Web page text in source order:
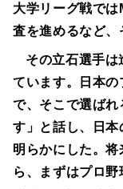
大学リーグ戦で
査を進めるなど、
その立石選手
ています。日本
で、そこで選ばれ
す」と話し、日
明らかにした。
ら、まずはプロ野